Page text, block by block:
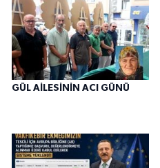
GÜL AİLESİNİN ACI GÜNÜ